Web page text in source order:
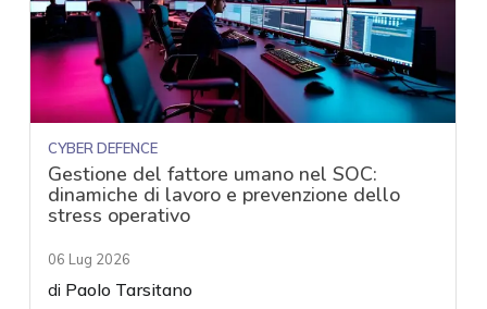
CYBER DEFENCE
Gestione del fattore umano nel SOC:
dinamiche di lavoro e prevenzione dello
stress operativo
06 Lug 2026
di Paolo Tarsitano